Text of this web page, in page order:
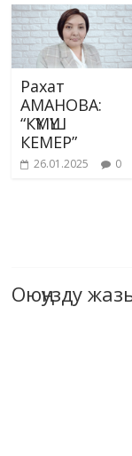
Рахат
АМАНОВА:
“КҮМҮШ
КЕМЕР”
26.01.2025 0
Оюңузду